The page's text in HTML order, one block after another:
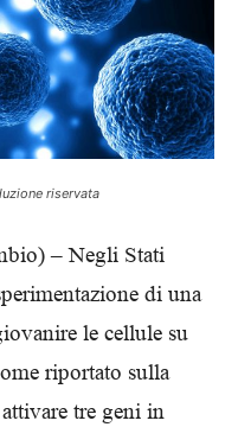
riservata
– Negli Stati
di una
le cellule su
riportato sulla
tre geni in